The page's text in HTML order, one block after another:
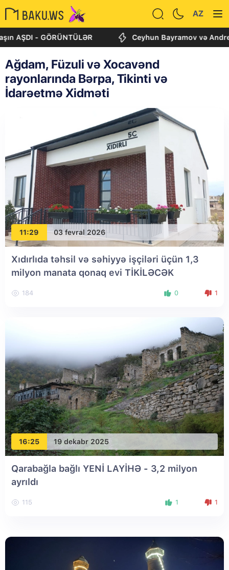
AZ
- GÖRÜNTÜLƏR Ceyhun Bayramov və Andrey
Ağdam, Füzuli və Xocavənd
rayonlarında Bərpa, Tikinti və
İdarəetmə Xidməti
11:29 03 fevral 2026
Xıdırlıda təhsil və səhiyyə işçiləri üçün 1,3
milyon manata qonaq evi TİKİLƏCƏK
184 0 1
16:25 19 dekabr 2025
Qarabağla bağlı YENİ LAYİHƏ - 3,2 milyon
ayrıldı
115 1 1